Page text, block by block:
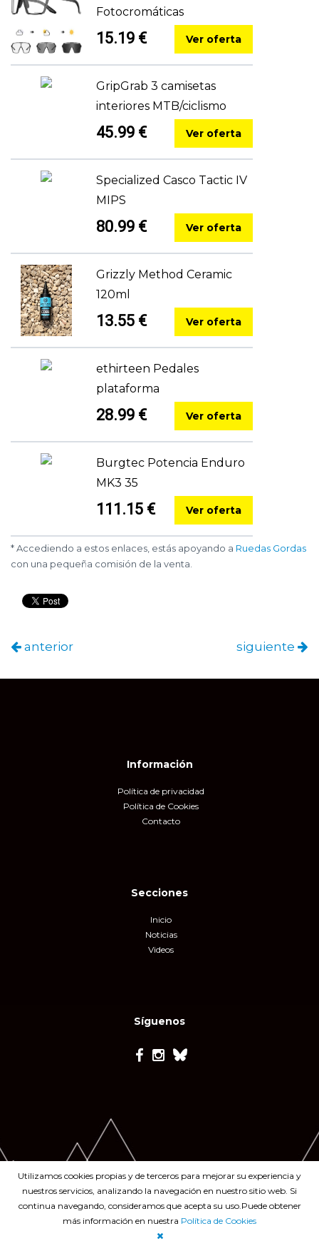
Utilizamos cookies propias y de terceros para mejorar su experiencia y
nuestros servicios, analizando la navegación en nuestro sitio web. Si
continua navegando, consideramos que acepta su uso.Puede obtener
más información en nuestra Política de Cookies
Fotocromáticas
15.19 € Ver oferta
GripGrab 3 camisetas
interiores MTB/ciclismo
45.99 € Ver oferta
Specialized Casco Tactic IV
MIPS
80.99 € Ver oferta
Grizzly Method Ceramic
120ml
13.55 € Ver oferta
ethirteen Pedales
plataforma
28.99 € Ver oferta
Burgtec Potencia Enduro
MK3 35
111.15 € Ver oferta
* Accediendo a estos enlaces, estás apoyando a Ruedas Gordas
con una pequeña comisión de la venta.
anterior siguiente
Información
Política de privacidad
Política de Cookies
Contacto
Síguenos
Secciones
Inicio
Noticias
Videos